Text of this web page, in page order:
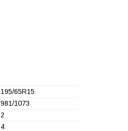
195/65R15
981/1073
2
4